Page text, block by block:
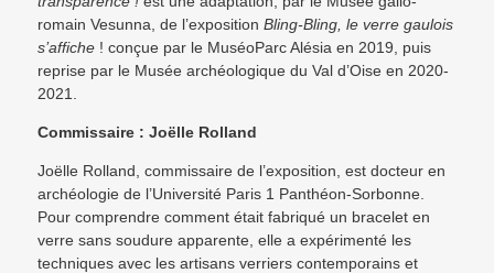
romain Vesunna, de l’expositionBling-Bling, le verre gaulois
s’affiche ! conçue par le MuséoParc Alésia en 2019, puis
reprise par le Musée archéologique du Val d’Oise en 2020-
2021.
Commissaire : Joëlle Rolland
Joëlle Rolland, commissaire de l’exposition, est docteur en
archéologie de l’Université Paris 1 Panthéon-Sorbonne.
Pour comprendre comment était fabriqué un bracelet en
verre sans soudure apparente, elle a expérimenté les
techniques avec les artisans verriers contemporains et